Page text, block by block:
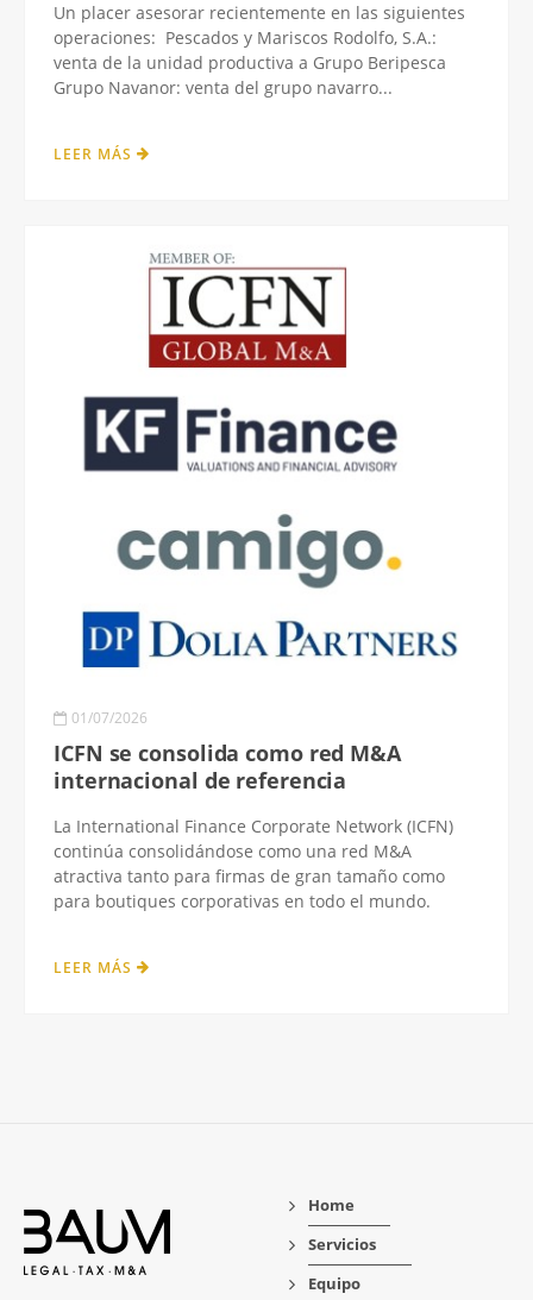
Un placer asesorar recientemente en las siguientes
operaciones: Pescados y Mariscos Rodolfo, S.A.:
venta de la unidad productiva a Grupo Beripesca
Grupo Navanor: venta del grupo navarro...
LEER MÁS
01/07/2026
ICFN se consolida como red M&A
internacional de referencia
La International Finance Corporate Network (ICFN)
continúa consolidándose como una red M&A
atractiva tanto para firmas de gran tamaño como
para boutiques corporativas en todo el mundo.
LEER MÁS
Home
Servicios
Equipo